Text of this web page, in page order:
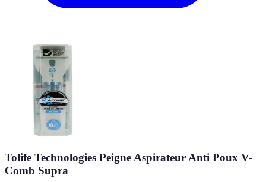
Tolife Technologies Peigne Aspirateur Anti Poux V-
Comb Supra